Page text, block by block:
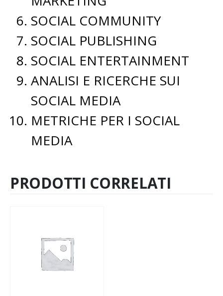
SOCIAL COMMUNITY
SOCIAL PUBLISHING
SOCIAL ENTERTAINMENT
ANALISI E RICERCHE SUI
SOCIAL MEDIA
METRICHE PER I SOCIAL
MEDIA
PRODOTTI CORRELATI